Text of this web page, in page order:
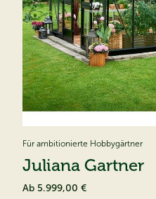
Für ambitionierte Hobbygärtner
Juliana Gartner
Ab 5.999,00 €